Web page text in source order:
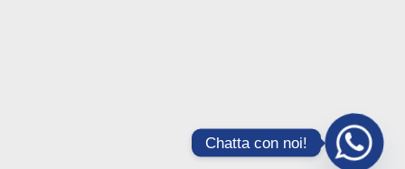
Chatta con noi!